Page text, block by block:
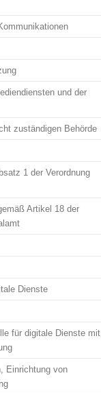
und der
zuständigen Behörde
1 der Verordnung
Artikel 18 der
Dienste
für digitale Dienste mit
Einrichtung von